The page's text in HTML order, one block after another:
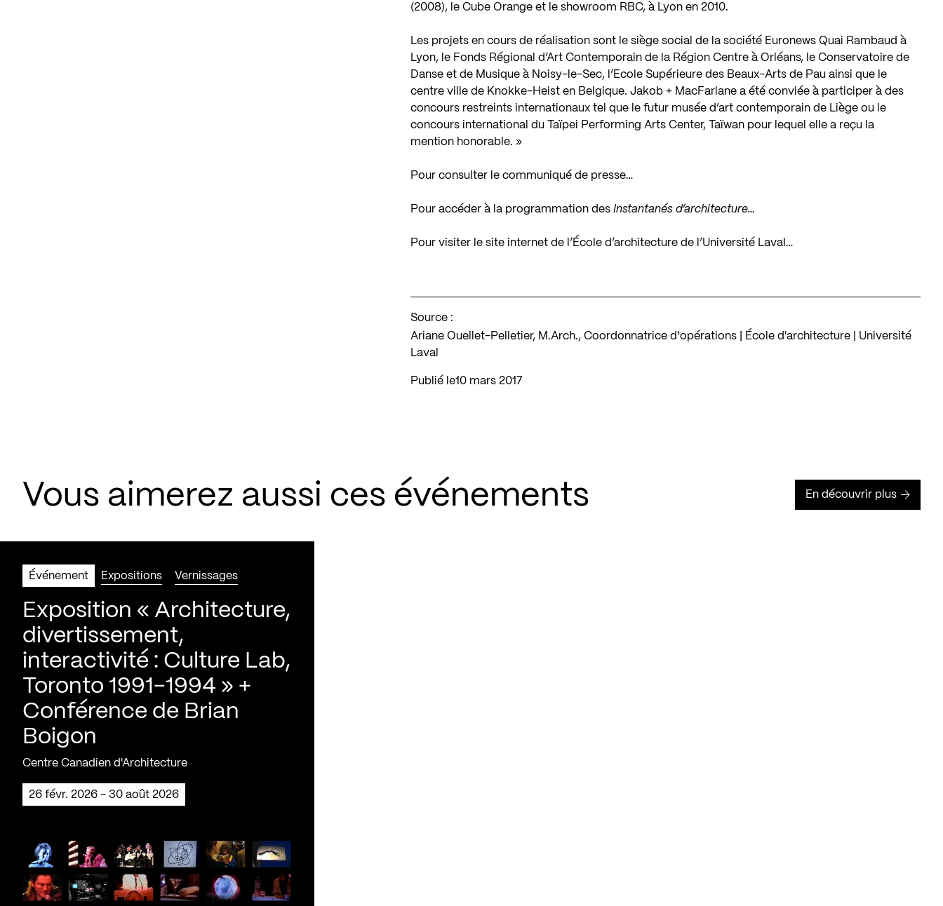
(2008), le Cube Orange et le showroom RBC, à Lyon en 2010.
Les projets en cours de réalisation sont le siège social de la société Euronews Quai Rambaud à
Lyon, le Fonds Régional d’Art Contemporain de la Région Centre à Orléans, le Conservatoire de
Danse et de Musique à Noisy-le-Sec, l’Ecole Supérieure des Beaux-Arts de Pau ainsi que le
centre ville de Knokke-Heist en Belgique. Jakob + MacFarlane a été conviée à participer à des
concours restreints internationaux tel que le futur musée d’art contemporain de Liège ou le
concours international du Taïpei Performing Arts Center, Taïwan pour lequel elle a reçu la
mention honorable. »
Pour consulter le communiqué de presse…
Pour accéder à la programmation desInstantanés d’architecture…
Pour visiter le site internet de l’École d’architecture de l’Université Laval…
Source :
Ariane Ouellet-Pelletier, M.Arch., Coordonnatrice d¹opérations | École d'architecture | Université
Laval
Publié le 10 mars 2017
Vous aimerez aussi ces événements En découvrir plus
Événement Expositions Vernissages
Exposition « Architecture,
divertissement,
interactivité : Culture Lab,
Toronto 1991-1994 » +
Conférence de Brian
Boigon
Centre Canadien d'Architecture
26 févr. 2026 - 30 août 2026